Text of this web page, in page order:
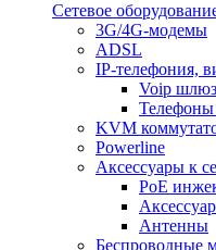
Сетевое
3G/4G-модемы
ADSL
IP-телефония,
Voip
KVM
Powerline
Аксессуары к
PoE
Антенны
Беспроводные